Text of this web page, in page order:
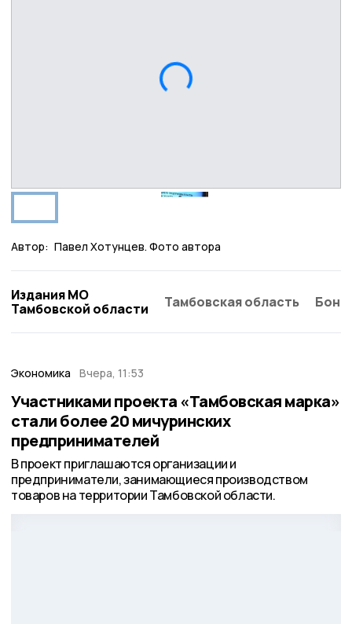
Автор: Павел Хотунцев. Фото автора
Издания МО
Тамбовской области
Тамбовская область
Экономика Вчера, 11:53
Участниками проекта «Тамбовская марка»
стали более 20 мичуринских
предпринимателей
В проект приглашаются организации и
предприниматели, занимающиеся производством
товаров на территории Тамбовской области.